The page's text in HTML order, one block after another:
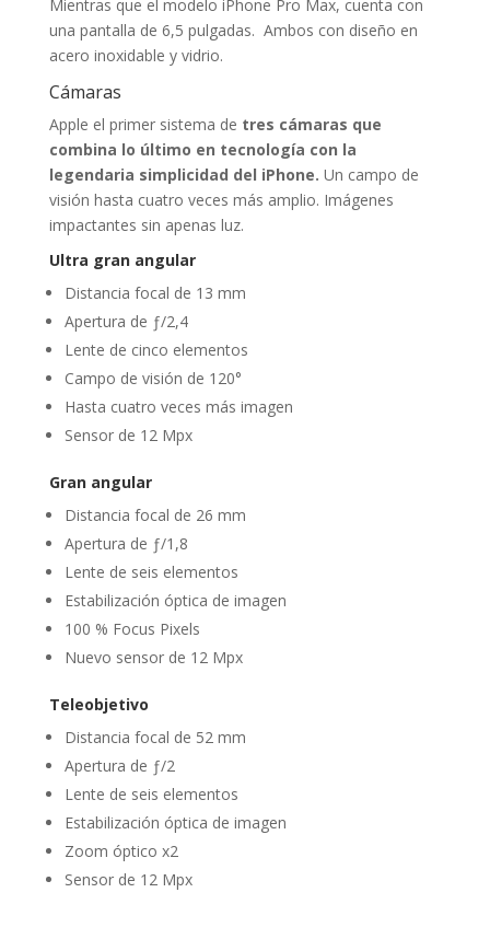
Mientras que el modelo iPhone Pro Max, cuenta con
una pantalla de 6,5 pulgadas. Ambos con diseño en
acero inoxidable y vidrio.
Cámaras
Apple el primer sistema de tres cámaras que
combina lo último en tecnología con la
legendaria simplicidad del iPhone. Un campo de
visión hasta cuatro veces más amplio. Imágenes
impactantes sin apenas luz.
Ultra gran angular
Distancia focal de 13 mm
Apertura de ƒ/2,4
Lente de cinco elementos
Campo de visión de 120°
Hasta cuatro veces más imagen
Sensor de 12 Mpx
Gran angular
Distancia focal de 26 mm
Apertura de ƒ/1,8
Lente de seis elementos
Estabilización óptica de imagen
100 % Focus Pixels
Nuevo sensor de 12 Mpx
Teleobjetivo
Distancia focal de 52 mm
Apertura de ƒ/2
Lente de seis elementos
Estabilización óptica de imagen
Zoom óptico x2
Sensor de 12 Mpx